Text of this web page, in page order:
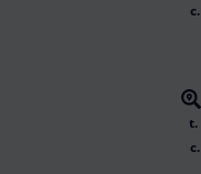
c.
t.
c.